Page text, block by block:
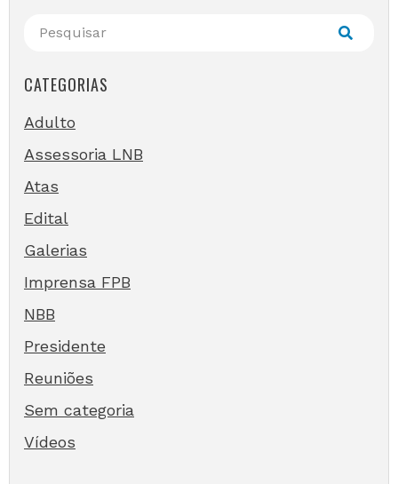
CATEGORIAS
Adulto
Assessoria LNB
Atas
Edital
Galerias
Imprensa FPB
NBB
Presidente
Reuniões
Sem categoria
Vídeos